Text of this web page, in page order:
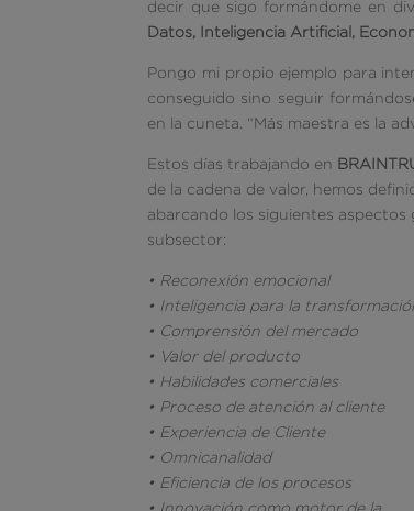
decir que sigo formándome en
Datos, Inteligencia Artificial,
Pongo mi propio ejemplo para
conseguido sino seguir
en la cuneta. “Más maestra es la
Estos días trabajando en
de la cadena de valor, hemos
abarcando los siguientes
subsector:
• Reconexión emocional
• Inteligencia para la
• Comprensión del mercado
• Valor del producto
• Habilidades comerciales
• Proceso de atención al cliente
• Experiencia de Cliente
• Omnicanalidad
• Eficiencia de los procesos
• Innovación como motor de la